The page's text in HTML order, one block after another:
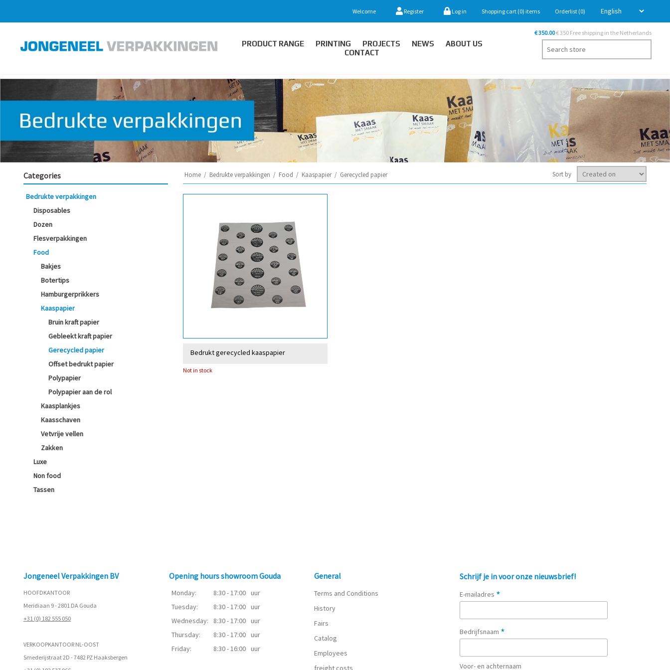
Welcome Register Log in Shopping cart (0) items Orderlist (0)
PRODUCT RANGE PRINTING PROJECTS NEWS
ABOUT US
CONTACT
€ 350.00€ 350 Free shipping in the Netherlands
Categories
Bedrukte verpakkingen
Disposables
Dozen
Flesverpakkingen
Food
Bakjes
Botertips
Hamburgerprikkers
Kaaspapier
Bruin kraft papier
Gebleekt kraft papier
Gerecycled papier
Offset bedrukt papier
Polypapier
Polypapier aan de rol
Kaasplankjes
Kaasschaven
Vetvrije vellen
Zakken
Luxe
Non food
Tassen
Home / Bedrukte verpakkingen / Food / Kaaspapier / Gerecycled papier Sort by
Bedrukt gerecycled kaaspapier
Not in stock
Jongeneel Verpakkingen BV
HOOFDKANTOOR
Meridiaan 9 - 2801 DA Gouda
+31 (0) 182 555 050
VERKOOPKANTOOR NL-OOST
Smederijstraat 2D - 7482 PZ Haaksbergen
Opening hours showroom Gouda
Monday: 8:30 - 17:00 uur
Tuesday:
8:30 - 17:00 uur
Wednesday:
8:30 - 17:00 uur
Thursday:
8:30 - 17:00 uur
Friday:
8:30 - 16:00 uur
General
Terms and Conditions
History
Fairs
Catalog
Employees
freight costs
Schrijf je in voor onze nieuwsbrief!
E-mailadres *
Bedrijfsnaam *
Voor- en achternaam